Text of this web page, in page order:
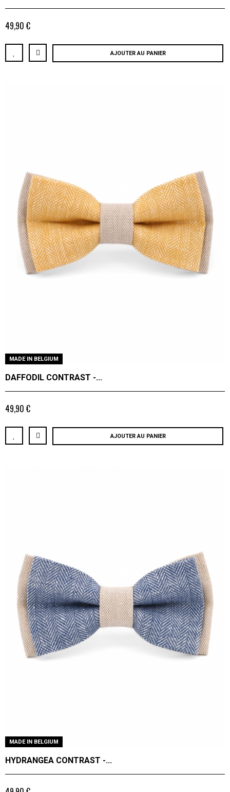
49,90 €
AJOUTER AU PANIER
MADE IN BELGIUM
DAFFODIL CONTRAST -...
49,90 €
AJOUTER AU PANIER
MADE IN BELGIUM
HYDRANGEA CONTRAST -...